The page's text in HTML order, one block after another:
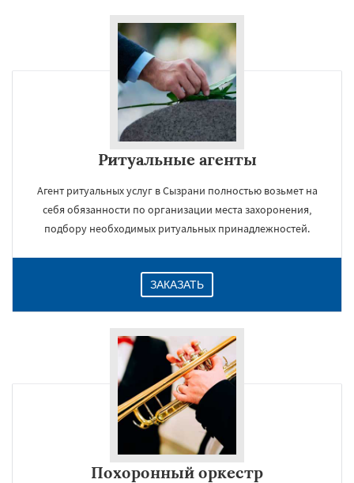
Ритуальные агенты
Агент ритуальных услуг в Сызрани полностью возьмет на
себя обязанности по организации места захоронения,
подбору необходимых ритуальных принадлежностей.
ЗАКАЗАТЬ
Похоронный оркестр